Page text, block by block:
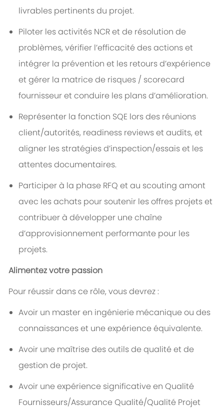
livrables pertinents du projet.
Piloter les activités NCR et de résolution de
problèmes, vérifier l’efficacité des actions et
intégrer la prévention et les retours d’expérience
et gérer la matrice de risques / scorecard
fournisseur et conduire les plans d’amélioration.
Représenter la fonction SQE lors des réunions
client/autorités, readiness reviews et audits, et
aligner les stratégies d’inspection/essais et les
attentes documentaires.
Participer à la phase RFQ et au scouting amont
avec les achats pour soutenir les offres projets et
contribuer à développer une chaîne
d’approvisionnement performante pour les
projets.
Alimentez votre passion
Pour réussir dans ce rôle, vous devrez :
Avoir un master en ingénierie mécanique ou des
connaissances et une expérience équivalente.
Avoir une maîtrise des outils de qualité et de
gestion de projet.
Avoir une expérience significative en Qualité
Fournisseurs/Assurance Qualité/Qualité Projet